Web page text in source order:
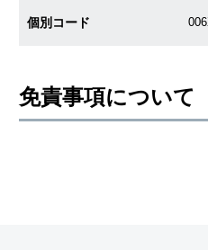
個別コード
免責事項について